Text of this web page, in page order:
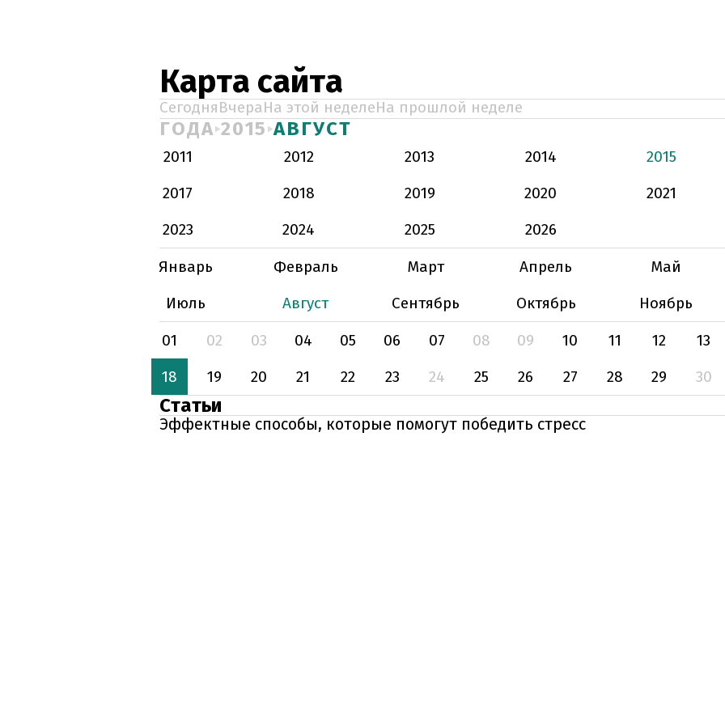
Карта сайта
СегодняВчераНа этой неделеНа прошлой неделе
ГОДА 2015 АВГУСТ
2011 2012 2013 2014
2015
2017
2018 2019 2020
2021
2023
2024 2025
2026
Январь
Февраль Март Апрель
Май
Июль
Август Сентябрь Октябрь
Ноябрь
01
02 03 04 05 06 07 08 09 10 11 12
13
18
19 20 21 22 23 24 25 26 27 28 29 30
Статьи
Эффектные способы, которые помогут победить стресс